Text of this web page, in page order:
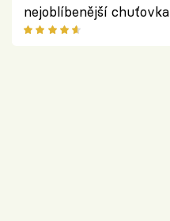
nejoblíbenější chuťovka